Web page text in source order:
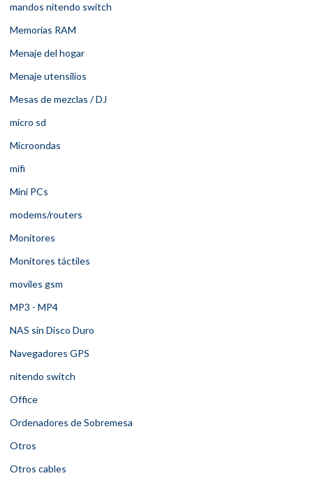
mandos nitendo switch
Memorias RAM
Menaje del hogar
Menaje utensilios
Mesas de mezclas / DJ
micro sd
Microondas
mifi
Mini PCs
modems/routers
Monitores
Monitores táctiles
moviles gsm
MP3 - MP4
NAS sin Disco Duro
Navegadores GPS
nitendo switch
Office
Ordenadores de Sobremesa
Otros
Otros cables